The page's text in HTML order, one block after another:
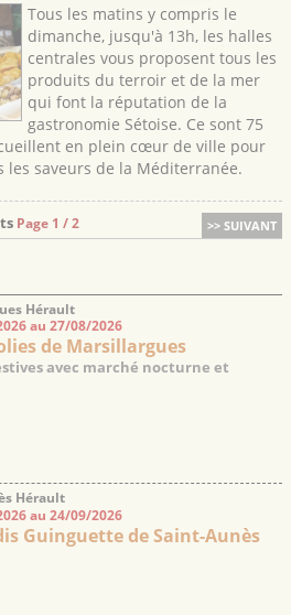
Tous les matins y compris le
dimanche, jusqu'à 13h, les halles
centrales vous proposent tous les
produits du terroir et de la mer
qui font la réputation de la
gastronomie Sétoise. Ce sont 75
en plein cœur de ville pour
saveurs de la Méditerranée.
>> SUIVANT
Page 1 / 2
Hérault
au 27/08/2026
de Marsillargues
avec marché nocturne et
Hérault
au 24/09/2026
Guinguette de Saint-Aunès